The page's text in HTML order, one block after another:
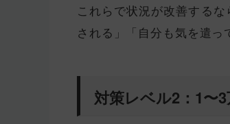
これらで状況が改善する
される」「自分も気を遣っ
対策レベル2：1〜